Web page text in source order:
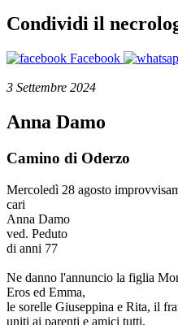
Condividi il
Facebook
3 Settembre 2024
Anna Damo
Camino di Oderzo
Mercoledì 28 agosto
cari
Anna Damo
ved. Peduto
di anni 77
Ne danno l'annuncio la figlia
Eros ed Emma,
le sorelle Giuseppina e Rita, il
uniti ai parenti e amici tutti.